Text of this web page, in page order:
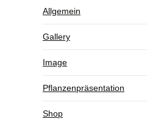
Allgemein
Gallery
Image
Pflanzenpräsentation
Shop